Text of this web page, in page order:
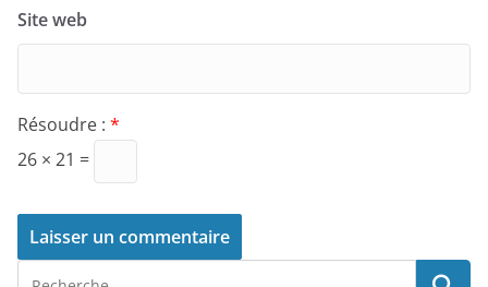
Site web
Résoudre : *
26 × 21 =